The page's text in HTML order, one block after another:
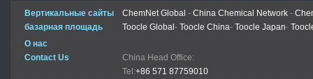
Вертикальные сайты ChemNet Global - China Chemical Network -
базарная площадь
Toocle Global- Toocle China- Toocle Japan-
О нас
Contact Us
China Head Office:
Tel:+86 571 87759010